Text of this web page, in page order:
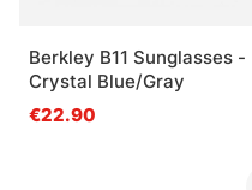
Berkley B11 Sunglasses -
Crystal Blue/Gray
€22.90